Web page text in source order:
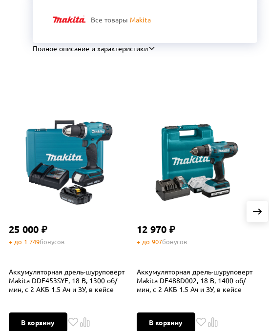
Все товары Makita
Полное описание и характеристики
25 000 ₽
+ до 1 749бонусов
Аккумуляторная дрель-шуруповерт
Makita DDF453SYE, 18 В, 1300 об/
мин, с 2 АКБ 1.5 Ач и ЗУ, в кейсе
В корзину
12 970 ₽
+ до 907бонусов
Аккумуляторная дрель-шуруповерт
Makita DF488D002, 18 В, 1400 об/
мин, с 2 АКБ 1.5 Ач и ЗУ, в кейсе
В корзину